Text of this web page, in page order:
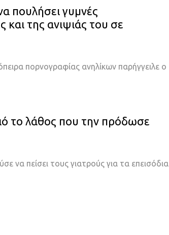
πουλήσει γυμνές
της ανιψιάς του σε
πορνογραφίας ανηλίκων παρήγγειλε ο
το λάθος που την πρόδωσε
να πείσει τους γιατρούς για τα επεισόδια